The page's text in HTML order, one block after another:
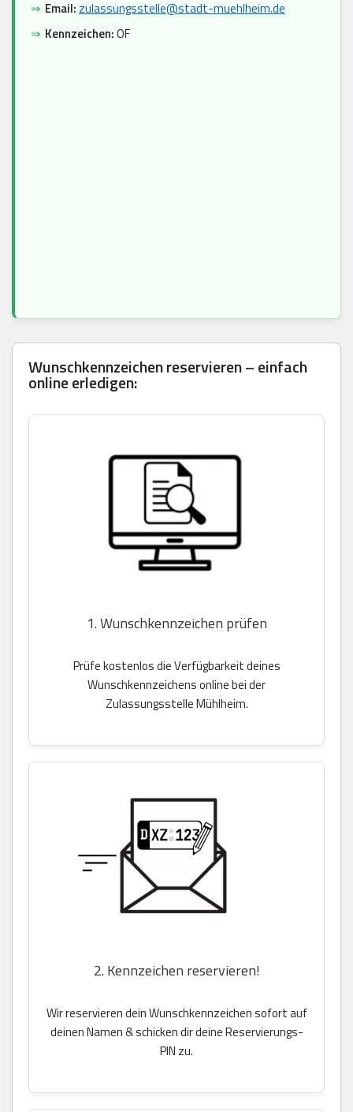
⇒ Email: zulassungsstelle@stadt-muehlheim.de
⇒ Kennzeichen:OF
Wunschkennzeichen reservieren – einfach
online erledigen:
1. Wunschkennzeichen prüfen
Prüfe kostenlos die Verfügbarkeit deines
Wunschkennzeichens online bei der
Zulassungsstelle Mühlheim.
2. Kennzeichen reservieren!
Wir reservieren dein Wunschkennzeichen sofort auf
deinen Namen & schicken dir deine Reservierungs-
PIN zu.